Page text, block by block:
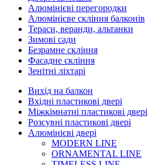
Алюмінієві перегородки
Алюмінієве скління балконів
Тераси, веранди, альтанки
Зимові сади
Безрамне скління
Фасадне скління
Зенітні ліхтарі
Вихід на балкон
Вхідні пластикові двері
Міжкімнатні пластикові двері
Розсувні пластикові двері
Алюмінієві двері
MODERN LINE
ORNAMENTAL LINE